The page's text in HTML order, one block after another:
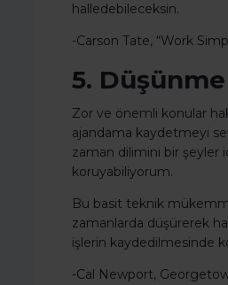
halledebileceksin.
-Carson Tate, “Work
5.
Zor ve önemli konular
ajandama kaydetmeyi
zaman dilimini bir şeyler
koruyabiliyorum.
Bu basit teknik
zamanlarda düşürerek
işlerin kaydedilmesinde
-Cal Newport,